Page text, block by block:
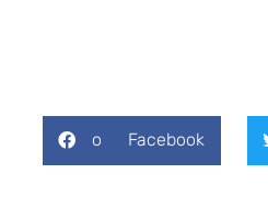
o Facebook